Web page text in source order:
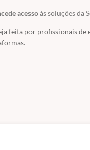
acessoàs soluções da
feita por profissionais